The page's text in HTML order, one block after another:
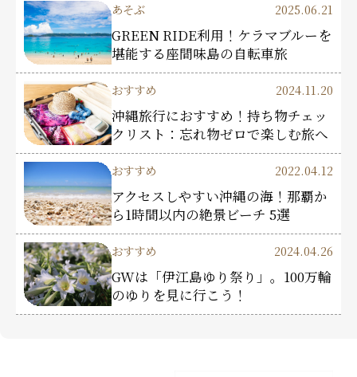
あそぶ 2025.06.21
GREEN RIDE利用！ケラマブルーを
堪能する座間味島の自転車旅
おすすめ 2024.11.20
沖縄旅行におすすめ！持ち物チェッ
クリスト：忘れ物ゼロで楽しむ旅へ
おすすめ 2022.04.12
アクセスしやすい沖縄の海！那覇か
ら1時間以内の絶景ビーチ 5選
おすすめ 2024.04.26
GWは「伊江島ゆり祭り」。100万輪
のゆりを見に行こう！